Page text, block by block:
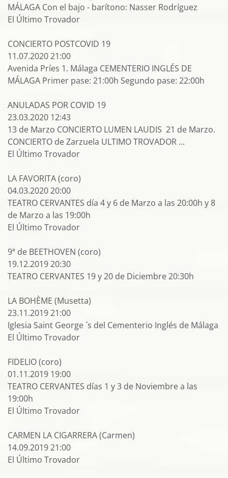
MÁLAGA Con el bajo - barítono: Nasser Rodríguez
El Último Trovador
CONCIERTO POSTCOVID 19
11.07.2020 21:00
Avenida Príes 1. Málaga CEMENTERIO INGLÉS DE
MÁLAGA Primer pase: 21:00h Segundo pase: 22:00h
ANULADAS POR COVID 19
23.03.2020 12:43
13 de Marzo CONCIERTO LUMEN LAUDIS 21 de Marzo.
CONCIERTO de Zarzuela ULTIMO TROVADOR ...
El Último Trovador
LA FAVORITA (coro)
04.03.2020 20:00
TEATRO CERVANTES día 4 y 6 de Marzo a las 20:00h y 8
de Marzo a las 19:00h
El Último Trovador
9ª de BEETHOVEN (coro)
19.12.2019 20:30
TEATRO CERVANTES 19 y 20 de Diciembre 20:30h
LA BOHÈME (Musetta)
23.11.2019 21:00
Iglesia Saint George ´s del Cementerio Inglés de Málaga
El Último Trovador
FIDELIO (coro)
01.11.2019 19:00
TEATRO CERVANTES días 1 y 3 de Noviembre a las
19:00h
El Último Trovador
CARMEN LA CIGARRERA (Carmen)
14.09.2019 21:00
El Último Trovador